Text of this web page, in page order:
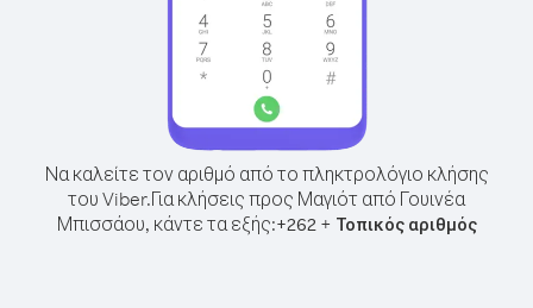
Να καλείτε τον αριθμό από το πληκτρολόγιο κλήσης
του Viber.Για κλήσεις προς Μαγιότ από Γουινέα
Μπισσάου, κάντε τα εξής:+262+ Τοπικός αριθμός